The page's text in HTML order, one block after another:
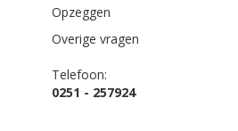
Opzeggen
Overige vragen
Telefoon:
0251 - 257924